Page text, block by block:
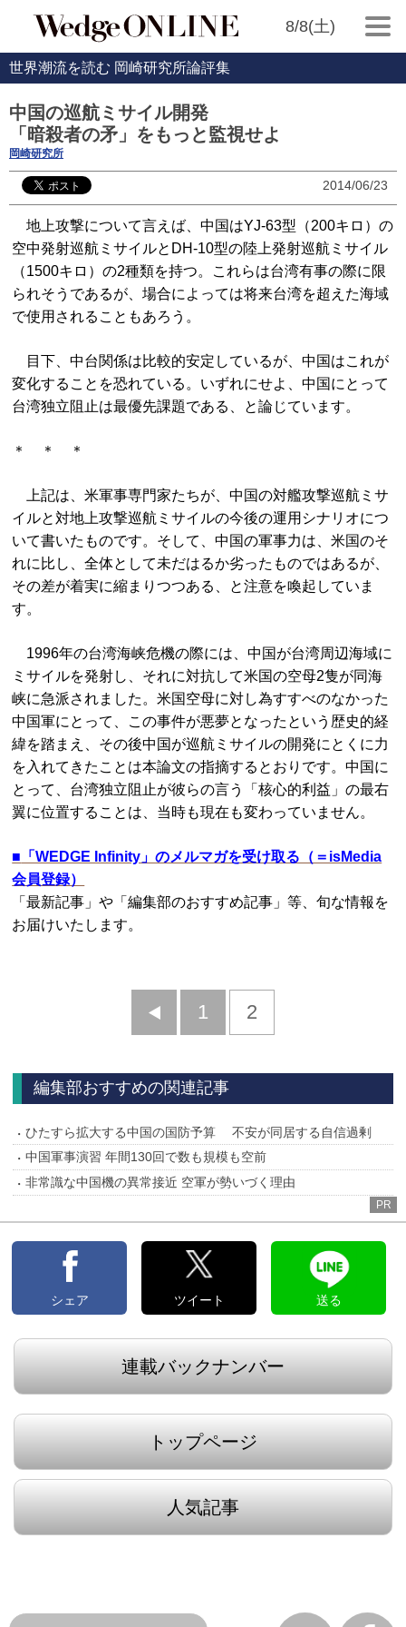
8/8(土)
世界潮流を読む 岡崎研究所論評集
中国の巡航ミサイル開発
「暗殺者の矛」をもっと監視せよ
岡崎研究所
2014/06/23
地上攻撃について言えば、中国はYJ-63型（200キロ）の
空中発射巡航ミサイルとDH-10型の陸上発射巡航ミサイル
（1500キロ）の2種類を持つ。これらは台湾有事の際に限
られそうであるが、場合によっては将来台湾を超えた海域
で使用されることもあろう。
目下、中台関係は比較的安定しているが、中国はこれが
変化することを恐れている。いずれにせよ、中国にとって
台湾独立阻止は最優先課題である、と論じています。
＊ ＊ ＊
上記は、米軍事専門家たちが、中国の対艦攻撃巡航ミサ
イルと対地上攻撃巡航ミサイルの今後の運用シナリオにつ
いて書いたものです。そして、中国の軍事力は、米国のそ
れに比し、全体として未だはるか劣ったものではあるが、
その差が着実に縮まりつつある、と注意を喚起していま
す。
1996年の台湾海峡危機の際には、中国が台湾周辺海域に
ミサイルを発射し、それに対抗して米国の空母2隻が同海
峡に急派されました。米国空母に対し為すすべのなかった
中国軍にとって、この事件が悪夢となったという歴史的経
緯を踏まえ、その後中国が巡航ミサイルの開発にとくに力
を入れてきたことは本論文の指摘するとおりです。中国に
とって、台湾独立阻止が彼らの言う「核心的利益」の最右
翼に位置することは、当時も現在も変わっていません。
■ 「WEDGE Infinity」のメルマガを受け取る（＝isMedia
会員登録）
「最新記事」や「編集部のおすすめ記事」等、旬な情報を
お届けいたします。
前
1 2
編集部おすすめの関連記事
ひたすら拡大する中国の国防予算 不安が同居する自信過剰
中国軍事演習 年間130回で数も規模も空前
非常識な中国機の異常接近 空軍が勢いづく理由
PR
シェア ツイート 送る
連載バックナンバー
トップページ
人気記事